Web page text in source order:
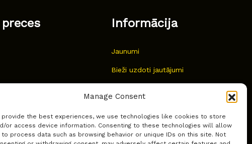
Manage Consent
provide the best experiences, we use technologies like cookies to store
or access device information. Consenting to these technologies will allow
to process data such as browsing behavior or unique IDs on this site. Not
Informācija
Jaunumi
Bieži uzdoti jautājumi